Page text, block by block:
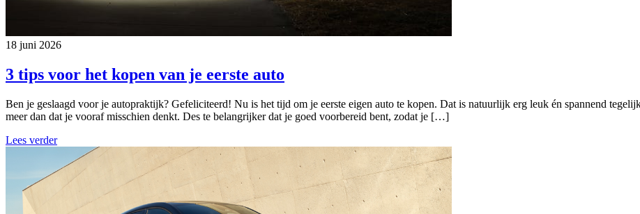
18 juni 2026
3 tips voor het kopen van je eerste auto
Ben je geslaagd voor je autopraktijk? Gefeliciteerd! Nu is het tijd om je eerste eigen auto te kopen. Dat is natuurlijk erg leuk én spannend
meer dan dat je vooraf misschien denkt. Des te belangrijker dat je goed voorbereid bent, zodat je […]
Lees verder